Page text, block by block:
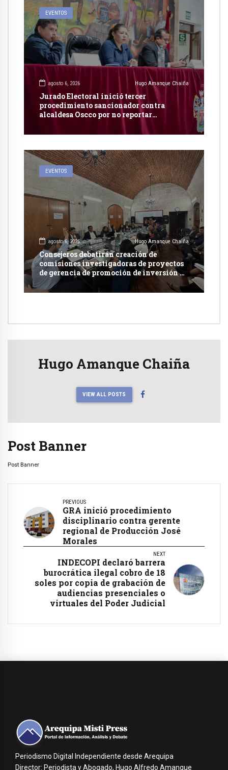
EVENTOS
agosto 6, 2026 Hugo Amanque Chaiña
Jurado Electoral inició tercer
procedimiento sancionador contra
alcaldesa Oscco por no reportar
EVENTOS
agosto 6, 2026 Hugo Amanque Chaiña
Consejeros debatirán creación de
comisiones investigadoras de proyectos
de gerencia de promoción de inversión y
carretera en Caylloma
Hugo Amanque Chaiña
VIEW ALL POSTS
Post Banner
Post Banner
PREVIOUS
GRA inició procedimiento
disciplinario contra gerente
regional de Producción José
Morales
NEXT
INDECOPI declaró barrera
burocrática ilegal cobro de 18
soles por copia de grabación de
audiencias presenciales o
virtuales del Poder Judicial
Periodismo Digital Independiente desde Arequipa
Director: Periodista y Abogado, Hugo Alfredo Amanque